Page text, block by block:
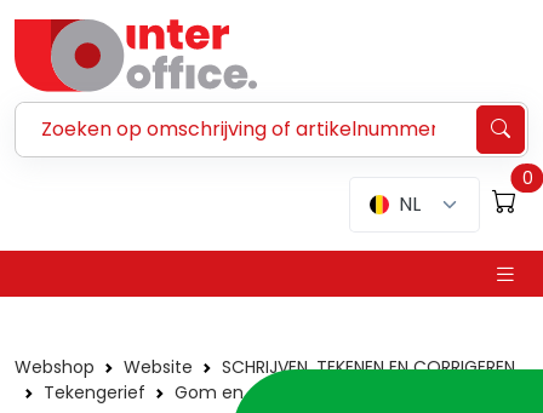
NL
0
Webshop Website
SCHRIJVEN, TEKENEN EN CORRIGEREN
Tekengerief
Gom en -houders